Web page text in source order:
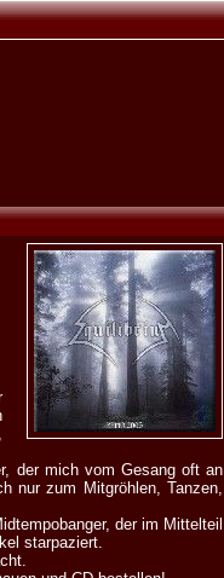
der mich vom Gesang oft an
nur zum Mitgröhlen, Tanzen,
der im Mittelteil
starpaziert.